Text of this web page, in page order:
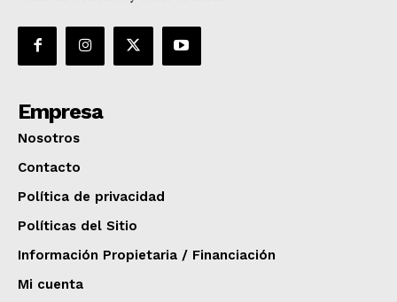
Empresa
Nosotros
Contacto
Política de privacidad
Políticas del Sitio
Información Propietaria / Financiación
Mi cuenta